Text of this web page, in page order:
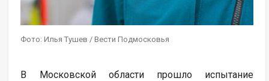
Фото: Илья Тушев / Вести Подмосковья
В Московской области прошло испытание